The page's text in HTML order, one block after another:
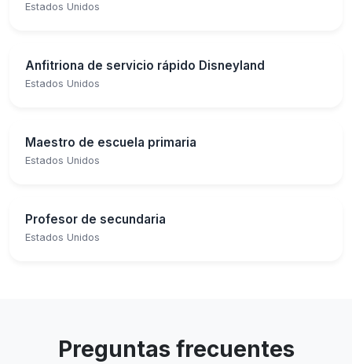
Estados Unidos
Anfitriona de servicio rápido Disneyland
Estados Unidos
Maestro de escuela primaria
Estados Unidos
Profesor de secundaria
Estados Unidos
Preguntas frecuentes